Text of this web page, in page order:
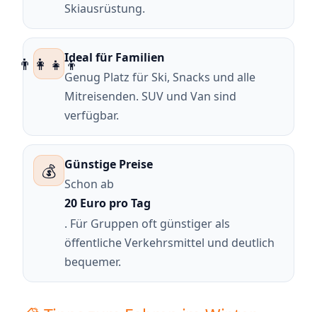
Skiausrüstung.
👨‍👩‍👧‍👦Ideal für Familien
Genug Platz für Ski, Snacks und alle
Mitreisenden. SUV und Van sind
verfügbar.
💰 Günstige Preise
Schon ab
20 Euro pro Tag
. Für Gruppen oft günstiger als
öffentliche Verkehrsmittel und deutlich
bequemer.